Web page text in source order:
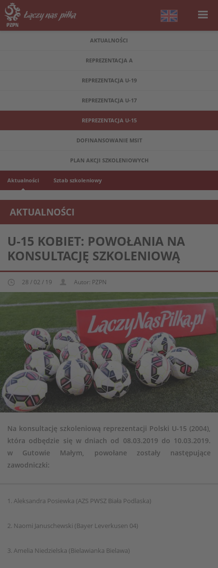
AKTUALNOŚCI
REPREZENTACJA A
REPREZENTACJA U-19
REPREZENTACJA U-17
REPREZENTACJA U-15
DOFINANSOWANIE MSIT
PLAN AKCJI SZKOLENIOWYCH
Aktualności Sztab szkoleniowy
AKTUALNOŚCI
REPREZENTACJA KOBIECA U-15
U-15 KOBIET: POWOŁANIA NA
KONSULTACJĘ SZKOLENIOWĄ
28 / 02 / 19 Autor: PZPN
Na konsultację szkoleniową reprezentacji Polski U-15 (2004),
która odbędzie się w dniach od 08.03.2019 do 10.03.2019.
w Gutowie Małym, powołane zostały następujące
zawodniczki:
1. Aleksandra Posiewka (AZS PWSZ Biała Podlaska)
2. Naomi Januschewski (Bayer Leverkusen 04)
3. Amelia Niedzielska (Bielawianka Bielawa)